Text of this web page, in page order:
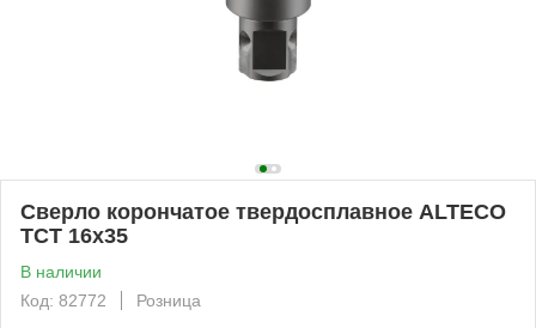
Сверло корончатое твердосплавное ALTECO
TCT 16х35
В наличии
Код: 82772
Розница